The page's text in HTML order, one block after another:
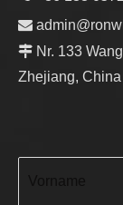

 Nr. 133
Zhejiang, China